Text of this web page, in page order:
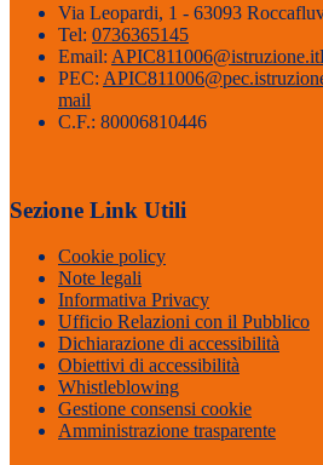
Via Leopardi, 1 - 63093
Tel: 0736365145
Email: APIC811006@istruzione.it
PEC:
mail
C.F.: 80006810446
Sezione Link Utili
Cookie policy
Note legali
Informativa Privacy
Ufficio Relazioni con il Pubblico
Dichiarazione di accessibilità
Obiettivi di accessibilità
Whistleblowing
Gestione consensi cookie
Amministrazione trasparente